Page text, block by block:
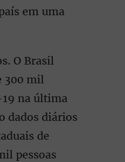
em uma
O Brasil
300 mil
na última
dados diários
de
pessoas